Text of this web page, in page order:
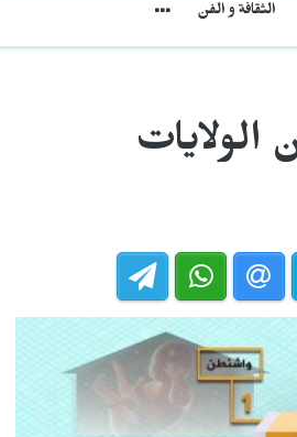
الثقافة و الفن